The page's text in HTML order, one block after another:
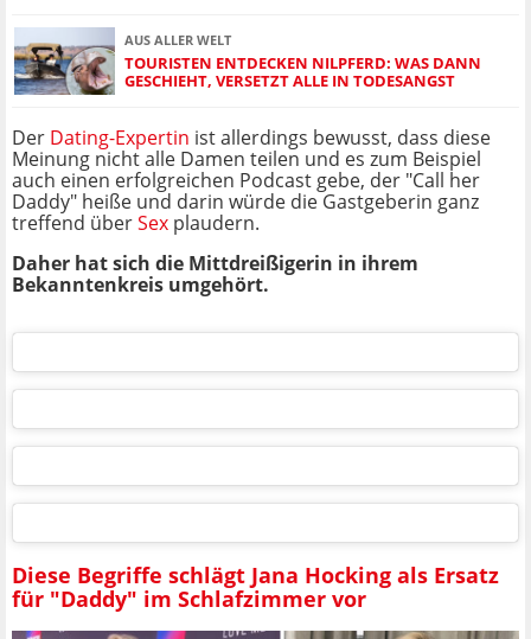
AUS ALLER WELT
TOURISTEN ENTDECKEN NILPFERD: WAS DANN
GESCHIEHT, VERSETZT ALLE IN TODESANGST
Der Dating-Expertin ist allerdings bewusst, dass diese
Meinung nicht alle Damen teilen und es zum Beispiel
auch einen erfolgreichen Podcast gebe, der "Call her
Daddy" heiße und darin würde die Gastgeberin ganz
treffend überSex plaudern.
Daher hat sich die Mittdreißigerin in ihrem
Bekanntenkreis umgehört.
Diese Begriffe schlägt Jana Hocking als Ersatz
für "Daddy" im Schlafzimmer vor